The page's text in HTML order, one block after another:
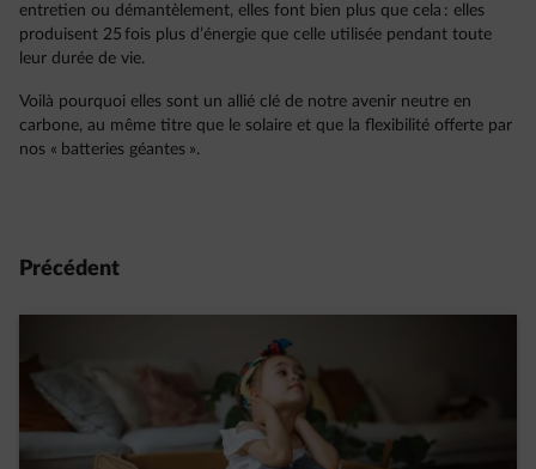
entretien ou démantèlement, elles font bien plus que cela : elles
produisent 25 fois plus d’énergie que celle utilisée pendant toute
leur durée de vie.
Voilà pourquoi elles sont un allié clé de notre avenir neutre en
carbone, au même titre que le solaire et que la flexibilité offerte par
nos « batteries géantes ».
Précédent